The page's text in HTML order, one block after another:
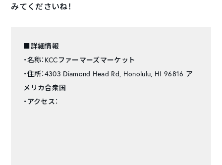
みてくださいね！
■詳細情報
・名称：KCCファーマーズマーケット
・住所：4303 Diamond Head Rd, Honolulu, HI 96816 ア
メリカ合衆国
・アクセス：